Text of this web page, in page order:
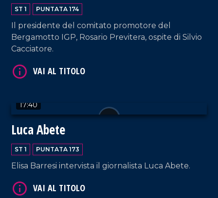
ST 1 PUNTATA 174
Il presidente del comitato promotore del
Bergamotto IGP, Rosario Previtera, ospite di Silvio
Cacciatore.
17:40
Luca Abete
ST 1 PUNTATA 173
Elisa Barresi intervista il giornalista Luca Abete.
VAI AL TITOLO
VAI AL TITOLO